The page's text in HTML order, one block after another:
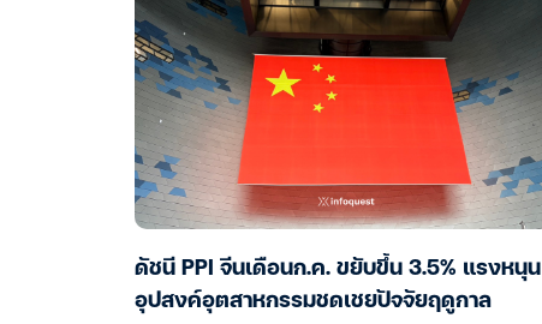
ดัชนี PPI จีนเดือนก.ค. ขยับขึ้น 3.5% แรงหนุน
อุปสงค์อุตสาหกรรมชดเชยปัจจัยฤดูกาล